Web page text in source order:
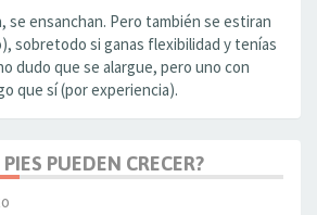
se ensanchan. Pero también se estiran
sobretodo si ganas flexibilidad y tenías
dudo que se alargue, pero uno con
que sí (por experiencia).
PUEDEN CRECER?